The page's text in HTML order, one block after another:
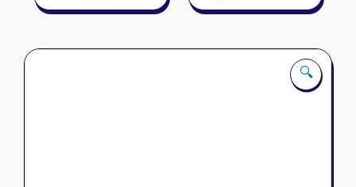
🔍